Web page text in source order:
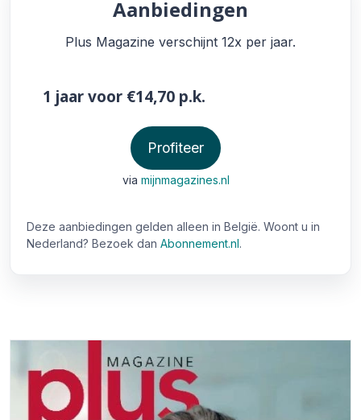
Aanbiedingen
Plus Magazine verschijnt 12x per jaar.
1 jaarvoor €14,70 p.k.
Profiteer
via mijnmagazines.nl
Deze aanbiedingen gelden alleen in België. Woont u in
Nederland? Bezoek dan Abonnement.nl.